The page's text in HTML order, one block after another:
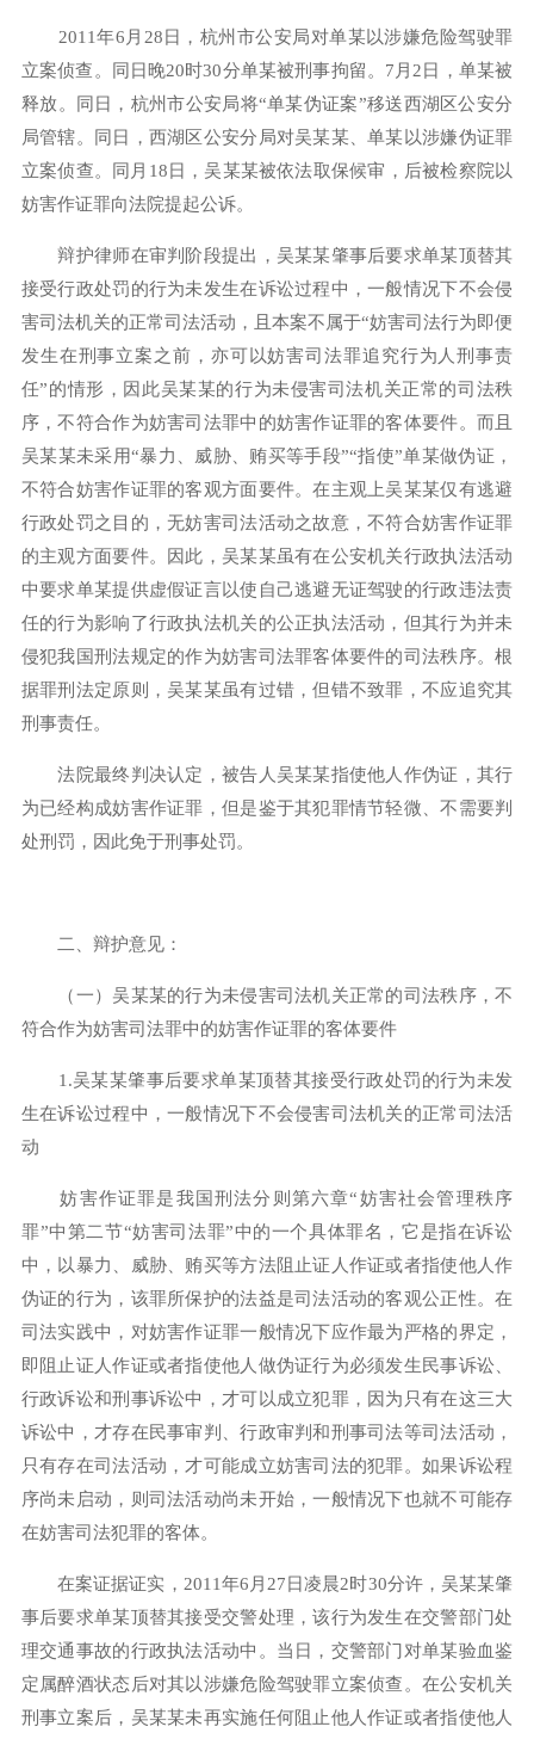
2011年6月28日，杭州市公安局对单某以涉嫌危险驾驶罪
立案侦查。同日晚20时30分单某被刑事拘留。7月2日，单某被
释放。同日，杭州市公安局将“单某伪证案”移送西湖区公安分
局管辖。同日，西湖区公安分局对吴某某、单某以涉嫌伪证罪
立案侦查。同月18日，吴某某被依法取保候审，后被检察院以
妨害作证罪向法院提起公诉。
辩护律师在审判阶段提出，吴某某肇事后要求单某顶替其
接受行政处罚的行为未发生在诉讼过程中，一般情况下不会侵
害司法机关的正常司法活动，且本案不属于“妨害司法行为即便
发生在刑事立案之前，亦可以妨害司法罪追究行为人刑事责
任”的情形，因此吴某某的行为未侵害司法机关正常的司法秩
序，不符合作为妨害司法罪中的妨害作证罪的客体要件。而且
吴某某未采用“暴力、威胁、贿买等手段”“指使”单某做伪证，
不符合妨害作证罪的客观方面要件。在主观上吴某某仅有逃避
行政处罚之目的，无妨害司法活动之故意，不符合妨害作证罪
的主观方面要件。因此，吴某某虽有在公安机关行政执法活动
中要求单某提供虚假证言以使自己逃避无证驾驶的行政违法责
任的行为影响了行政执法机关的公正执法活动，但其行为并未
侵犯我国刑法规定的作为妨害司法罪客体要件的司法秩序。根
据罪刑法定原则，吴某某虽有过错，但错不致罪，不应追究其
刑事责任。
法院最终判决认定，被告人吴某某指使他人作伪证，其行
为已经构成妨害作证罪，但是鉴于其犯罪情节轻微、不需要判
处刑罚，因此免于刑事处罚。
二、辩护意见：
（一）吴某某的行为未侵害司法机关正常的司法秩序，不
符合作为妨害司法罪中的妨害作证罪的客体要件
1.吴某某肇事后要求单某顶替其接受行政处罚的行为未发
生在诉讼过程中，一般情况下不会侵害司法机关的正常司法活
动
妨害作证罪是我国刑法分则第六章“妨害社会管理秩序
罪”中第二节“妨害司法罪”中的一个具体罪名，它是指在诉讼
中，以暴力、威胁、贿买等方法阻止证人作证或者指使他人作
伪证的行为，该罪所保护的法益是司法活动的客观公正性。在
司法实践中，对妨害作证罪一般情况下应作最为严格的界定，
即阻止证人作证或者指使他人做伪证行为必须发生民事诉讼、
行政诉讼和刑事诉讼中，才可以成立犯罪，因为只有在这三大
诉讼中，才存在民事审判、行政审判和刑事司法等司法活动，
只有存在司法活动，才可能成立妨害司法的犯罪。如果诉讼程
序尚未启动，则司法活动尚未开始，一般情况下也就不可能存
在妨害司法犯罪的客体。
在案证据证实，2011年6月27日凌晨2时30分许，吴某某肇
事后要求单某顶替其接受交警处理，该行为发生在交警部门处
理交通事故的行政执法活动中。当日，交警部门对单某验血鉴
定属醉酒状态后对其以涉嫌危险驾驶罪立案侦查。在公安机关
刑事立案后，吴某某未再实施任何阻止他人作证或者指使他人